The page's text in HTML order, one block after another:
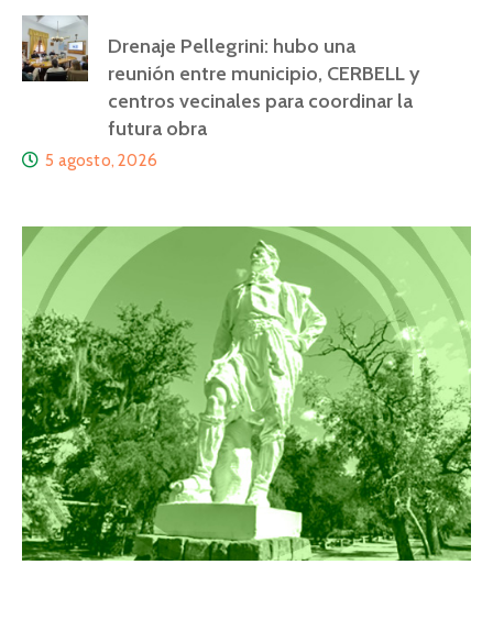
Drenaje Pellegrini: hubo una
reunión entre municipio, CERBELL y
centros vecinales para coordinar la
futura obra
5 agosto, 2026